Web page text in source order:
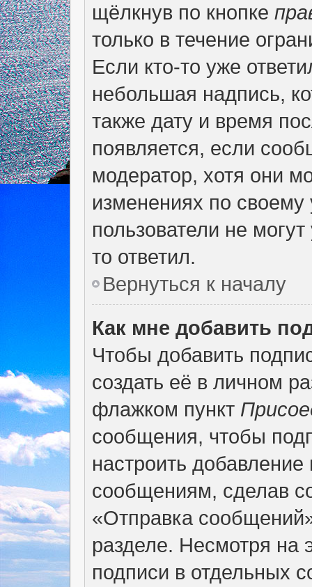
щёлкнув по кнопке
только в течение
Если кто-то уже
небольшая надпись,
также дату и время
появляется, если
модератор, хотя они
изменениях по
пользователи не
то ответил.
Вернуться к началу
Как мне добавить
Чтобы добавить
создать её в личном
флажком пункт
сообщения, чтобы
настроить
сообщениям, сделав
«Отправка
разделе. Несмотря на
подписи в отдельных